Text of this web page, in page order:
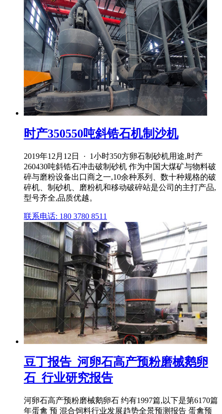
时产350550吨斜锆石机制沙机
2019年12月12日 · 1小时350方卵石制砂机用途,时产
260430吨斜锆石冲击破制砂机 作为中国大煤矿与物料破
碎与磨粉设备出口商之一,10余种系列、数十种规格的破
碎机、制砂机、磨粉机和移动破碎站是公司的主打产品,
型号齐全,品质优越。
联系电话: 180 3780 8511
豆丁报告_河卵石高产预粉磨械鹅卵
石_行业研究报告
河卵石高产预粉磨械鹅卵石 约有1997篇,以下是第6170篇
年蛋禽 预 混合饲料行业发展趋势全景预测报告 蛋禽预